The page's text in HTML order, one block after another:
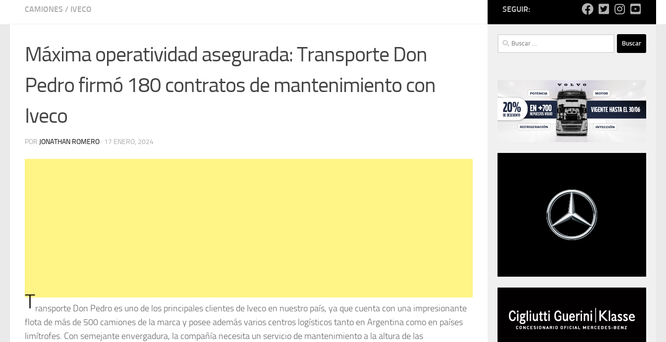
CAMIONES / IVECO
Máxima operatividad asegurada: Transporte Don
Pedro firmó 180 contratos de mantenimiento con
Iveco
POR JONATHAN ROMERO · 17 ENERO, 2024
Transporte Don Pedro es uno de los principales clientes de Iveco en nuestro país, ya que cuenta con una impresionante
flota de más de 500 camiones de la marca y posee además varios centros logísticos tanto en Argentina como en países
limítrofes. Con semejante envergadura, la compañía necesita un servicio de mantenimiento a la altura de las
SEGUIR:
Buscar: